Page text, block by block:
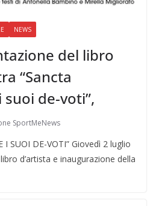
NEWS
del libro
“Sancta
de-voti”,
SportMeNews
I SUOI DE-VOTI” Giovedì 2 luglio
d’artista e inaugurazione della